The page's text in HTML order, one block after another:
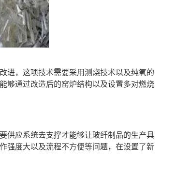
进，这项技术需要采用测烧技术以及纯氧的
够通过改造后的窑炉结构以及设置多对燃烧
供应系统去支撑才能够让玻纤制品的生产具
强度大以及流程不方便等问题，在设置了新